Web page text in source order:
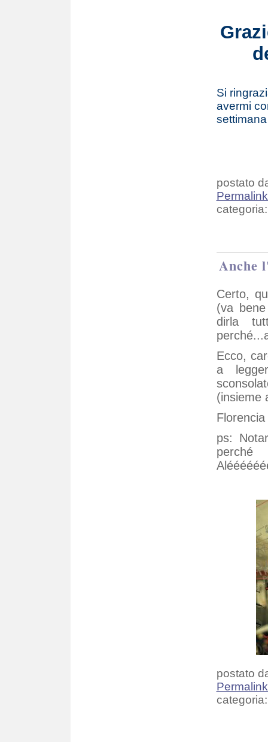
Si
avermi
postato
categoria:
Anche
Certo,
(va
dirla
Ecco,
a
(insieme
Florencia
ps:
postato
categoria: